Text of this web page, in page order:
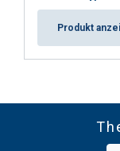
Produkt